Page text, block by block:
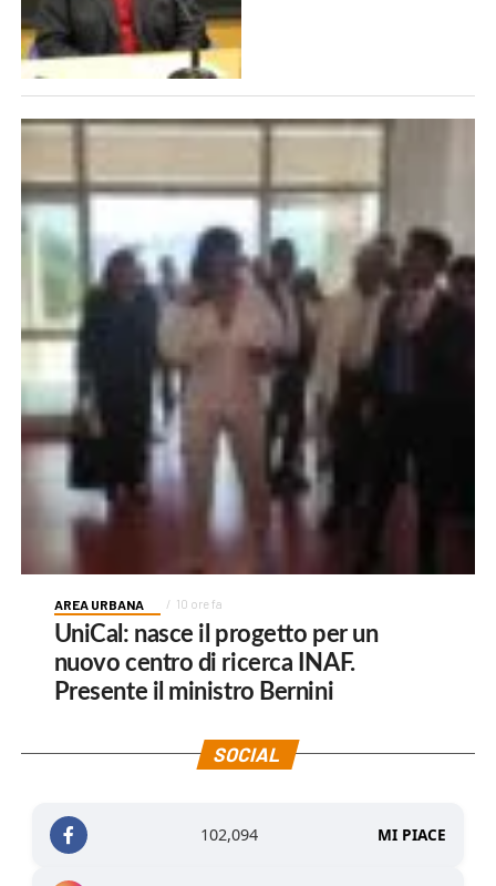
AREA URBANA 10 ore fa
UniCal: nasce il progetto per un
nuovo centro di ricerca INAF.
Presente il ministro Bernini
SOCIAL
102,094 MI PIACE